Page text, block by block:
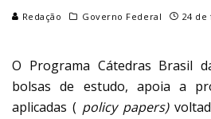
Redação Governo Federal 24 de
O Programa Cátedras Brasil
bolsas de estudo, apoia a
aplicadas (policy papers)